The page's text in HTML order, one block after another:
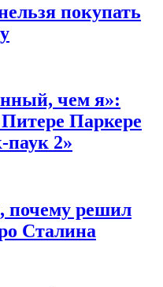
покупать
чем я»:
Паркере
паук 2»
почему решил
Сталина